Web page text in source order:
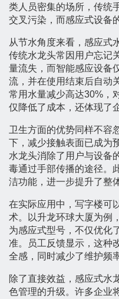
类人员密集的场所，传统
交叉污染，而感应式设备
从节水角度来看，感应式
传统水龙头常因用户忘记
量流失，而智能感应设备
流，并在使用结束后自动
常用水量减少高达30%，
仅降低了成本，还体现了
卫生方面的优势同样不容
下，减少接触表面已成为
水龙头消除了用户与设备
毒通过手部传播的途径。
洁功能，进一步提升了整
在实际应用中，写字楼可
术。以升龙环球大厦为例
为感应式型号，不仅优化
准。员工反馈显示，这种
全感，同时减少了维护频
除了直接效益，感应式水
色管理的升级。许多企业